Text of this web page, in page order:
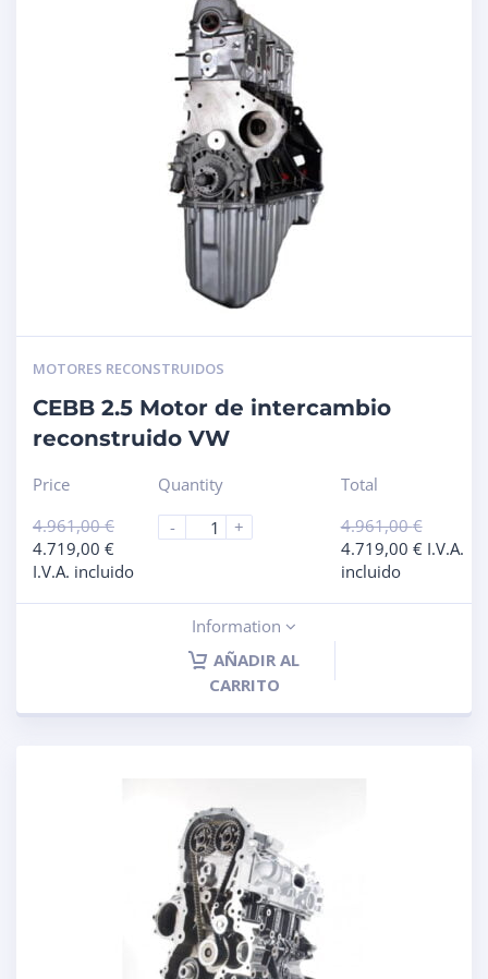
MOTORES RECONSTRUIDOS
CEBB 2.5 Motor de intercambio
reconstruido VW
Price
4.961,00€
4.719,00 €
I.V.A. incluido
Quantity
-
+
Total
4.961,00€
4.719,00 € I.V.A.
incluido
Information
AÑADIR AL
CARRITO